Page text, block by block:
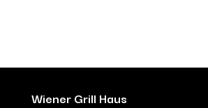
Wiener Grill Haus